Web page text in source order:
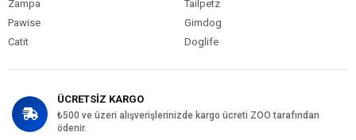
Zampa
Tailpetz
Pawise
Gimdog
Catit
Doglife
ÜCRETSİZ KARGO
₺500 ve üzeri alışverişlerinizde kargo ücreti ZOO tarafından
ödenir.